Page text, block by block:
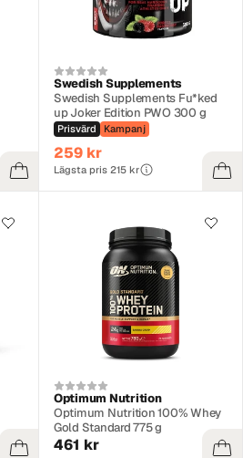
Swedish Supplements
Swedish Supplements Fu*ked
up Joker Edition PWO 300 g
Prisvärd Kampanj
259 kr
Lägsta pris 215 kr
Optimum Nutrition
Optimum Nutrition 100% Whey
Gold Standard 775 g
461 kr